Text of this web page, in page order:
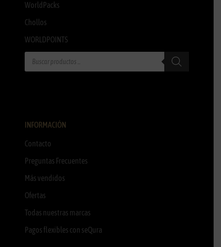
WorldPacks
Chollos
WORLDPOINTS
INFORMACIÓN
Contacto
Preguntas Frecuentes
Más vendidos
Ofertas
Todas nuestras marcas
Pagos flexibles con seQura